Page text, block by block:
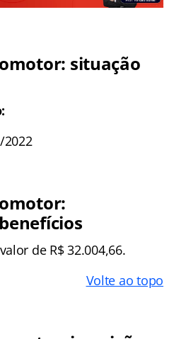
situação
de R$ 32.004,66.
Volte ao topo